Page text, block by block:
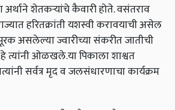
शेतकऱ्यांचे कैवारी होते. वसंतराव
हरितक्रांती यशस्वी करावयाची असेल
असलेल्या ज्वारीच्या संकरीत जातीची
त्यांनी ओळखले.या पिकाला शाश्वत
सर्वत्र मृद व जलसंधारणाचा कार्यक्रम